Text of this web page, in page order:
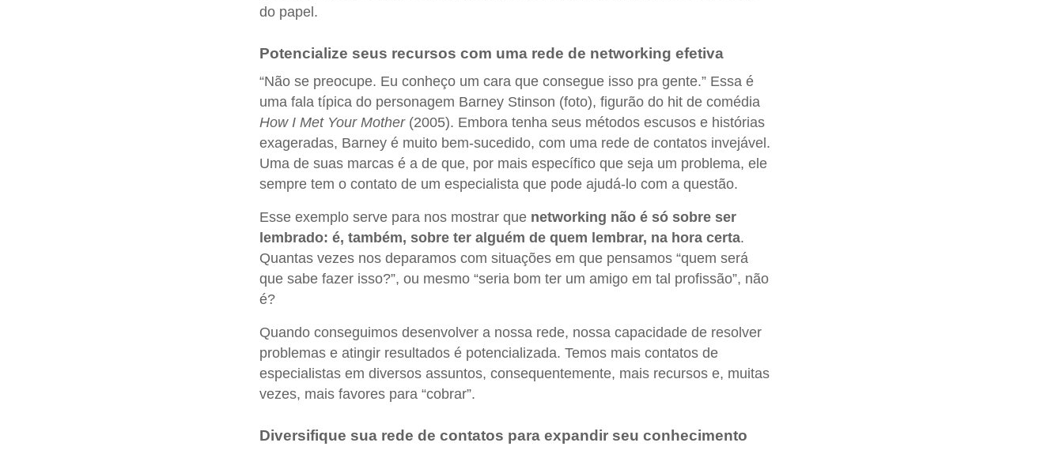
do papel.
Potencialize seus recursos com uma rede de networking efetiva
“Não se preocupe. Eu conheço um cara que consegue isso pra gente.” Essa é
uma fala típica do personagem Barney Stinson (foto), figurão do hit de comédia
How I Met Your Mother(2005). Embora tenha seus métodos escusos e histórias
exageradas, Barney é muito bem-sucedido, com uma rede de contatos invejável.
Uma de suas marcas é a de que, por mais específico que seja um problema, ele
sempre tem o contato de um especialista que pode ajudá-lo com a questão.
Esse exemplo serve para nos mostrar que networking não é só sobre ser
lembrado: é, também, sobre ter alguém de quem lembrar, na hora certa.
Quantas vezes nos deparamos com situações em que pensamos “quem será
que sabe fazer isso?”, ou mesmo “seria bom ter um amigo em tal profissão”, não
é?
Quando conseguimos desenvolver a nossa rede, nossa capacidade de resolver
problemas e atingir resultados é potencializada. Temos mais contatos de
especialistas em diversos assuntos, consequentemente, mais recursos e, muitas
vezes, mais favores para “cobrar”.
Diversifique sua rede de contatos para expandir seu conhecimento